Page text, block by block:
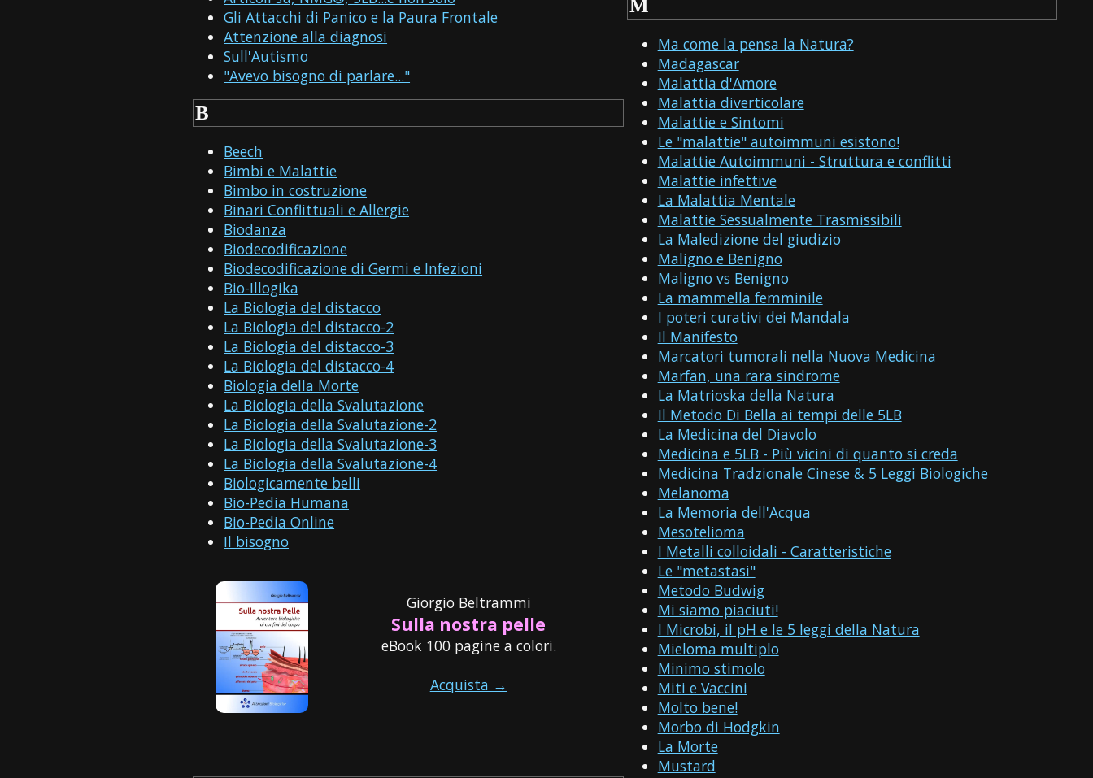
Gli Attacchi di Panico e la Paura Frontale
Attenzione alla diagnosi
Sull'Autismo
"Avevo bisogno di parlare..."
B
Beech
Bimbi e Malattie
Bimbo in costruzione
Binari Conflittuali e Allergie
Biodanza
Biodecodificazione
Biodecodificazione di Germi e Infezioni
Bio-Illogika
La Biologia del distacco
La Biologia del distacco-2
La Biologia del distacco-3
La Biologia del distacco-4
Biologia della Morte
La Biologia della Svalutazione
La Biologia della Svalutazione-2
La Biologia della Svalutazione-3
La Biologia della Svalutazione-4
Biologicamente belli
Bio-Pedia Humana
Bio-Pedia Online
Il bisogno
Giorgio Beltrammi
Sulla nostra pelle
eBook 100 pagine a colori.
Acquista →
M
Ma come la pensa la Natura?
Madagascar
Malattia d'Amore
Malattia diverticolare
Malattie e Sintomi
Le "malattie" autoimmuni esistono!
Malattie Autoimmuni - Struttura e conflitti
Malattie infettive
La Malattia Mentale
Malattie Sessualmente Trasmissibili
La Maledizione del giudizio
Maligno e Benigno
Maligno vs Benigno
La mammella femminile
I poteri curativi dei Mandala
Il Manifesto
Marcatori tumorali nella Nuova Medicina
Marfan, una rara sindrome
La Matrioska della Natura
Il Metodo Di Bella ai tempi delle 5LB
La Medicina del Diavolo
Medicina e 5LB - Più vicini di quanto si creda
Medicina Tradzionale Cinese & 5 Leggi Biologiche
Melanoma
La Memoria dell'Acqua
Mesotelioma
I Metalli colloidali - Caratteristiche
Le "metastasi"
Metodo Budwig
Mi siamo piaciuti!
I Microbi, il pH e le 5 leggi della Natura
Mieloma multiplo
Minimo stimolo
Miti e Vaccini
Molto bene!
Morbo di Hodgkin
La Morte
Mustard